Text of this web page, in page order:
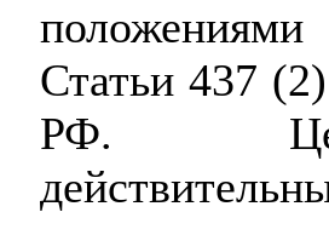
положениями
Статьи 437
РФ.